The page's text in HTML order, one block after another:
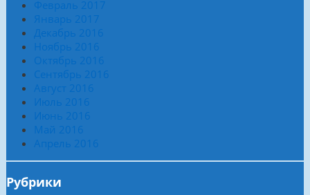
Февраль 2017
Январь 2017
Декабрь 2016
Ноябрь 2016
Октябрь 2016
Сентябрь 2016
Август 2016
Июль 2016
Июнь 2016
Май 2016
Апрель 2016
Рубрики